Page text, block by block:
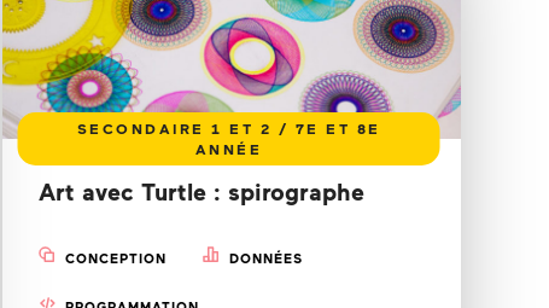
Art avec Turtle : spirographe
CONCEPTION DONNÉES